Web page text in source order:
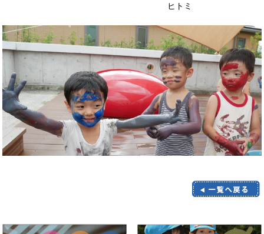
ヒトミ